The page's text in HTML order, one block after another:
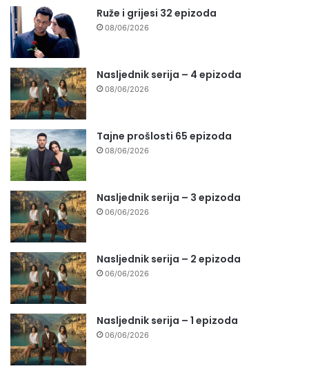
Ruže i grijesi 32 epizoda
08/06/2026
Nasljednik serija – 4 epizoda
08/06/2026
Tajne prošlosti 65 epizoda
08/06/2026
Nasljednik serija – 3 epizoda
06/06/2026
Nasljednik serija – 2 epizoda
06/06/2026
Nasljednik serija – 1 epizoda
06/06/2026